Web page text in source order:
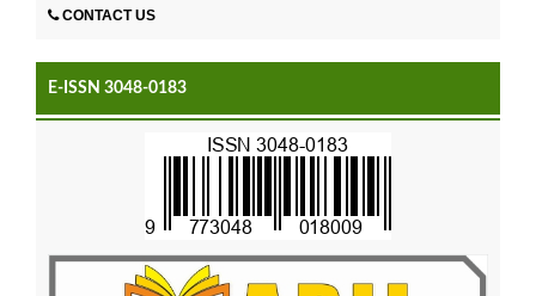
CONTACT US
E-ISSN 3048-0183